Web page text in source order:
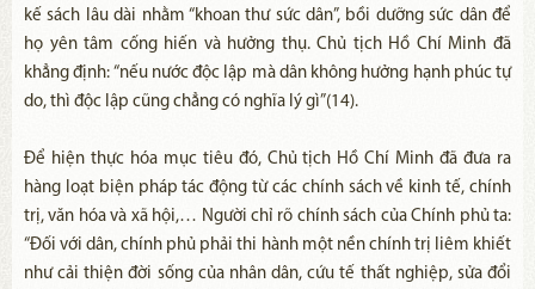
kế sách lâu dài nhằm “khoan thư sức dân”, bồi dưỡng sức dân để
họ yên tâm cống hiến và hưởng thụ. Chủ tịch Hồ Chí Minh đã
khẳng định: “nếu nước độc lập mà dân không hưởng hạnh phúc tự
do, thì độc lập cũng chẳng có nghĩa lý gì”(14).
Để hiện thực hóa mục tiêu đó, Chủ tịch Hồ Chí Minh đã đưa ra
hàng loạt biện pháp tác động từ các chính sách về kinh tế, chính
trị, văn hóa và xã hội,… Người chỉ rõ chính sách của Chính phủ ta:
“Đối với dân, chính phủ phải thi hành một nền chính trị liêm khiết
như cải thiện đời sống của nhân dân, cứu tế thất nghiệp, sửa đổi